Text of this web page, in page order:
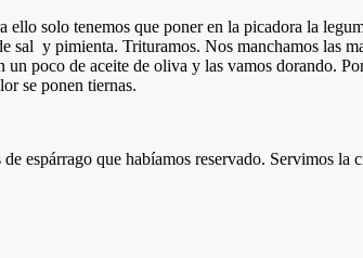
solo tenemos que poner en la picadora la
sal y pimienta. Trituramos. Nos manchamos las
poco de aceite de oliva y las vamos dorando.
se ponen tiernas.
espárrago que habíamos reservado. Servimos la